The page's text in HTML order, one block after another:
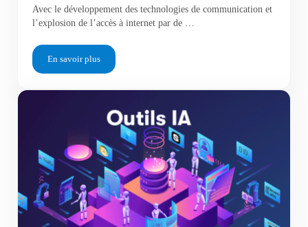
Avec le développement des technologies de communication et
l’explosion de l’accès à internet par de …
En savoir plusLe secteur et les métiers du numérique